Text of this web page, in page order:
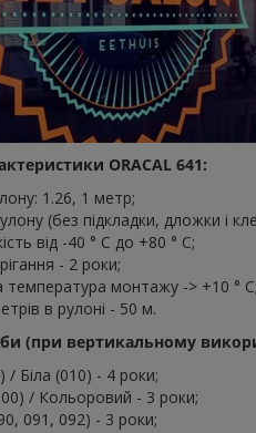
ORACAL 641:
1.26, 1 метр;
(без підкладки, дложки і
від -40 ° C до +80 ° С;
- 2 роки;
температура монтажу -> +10 ° С;
в рулоні - 50 м.
(при вертикальному
/ Біла (010) - 4 роки;
/ Кольоровий - 3 роки;
091, 092) - 3 роки;